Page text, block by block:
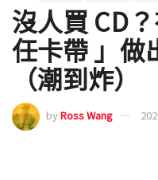
沒人買 CD
任卡帶 」做
（潮到炸）
byRoss Wang